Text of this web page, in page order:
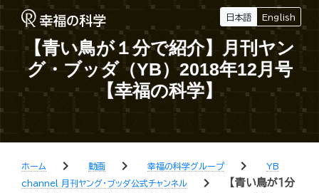
日本語 English
【青い鳥が１分で紹介】月刊ヤン
グ・ブッダ（YB）2018年12月号
【幸福の科学】
ホーム chevron_right 動画 chevron_right 幸福の科学グループ chevron_right
YB
channel 月刊ヤング・ブッダ公式チャンネル
chevron_right
【青い鳥が１分